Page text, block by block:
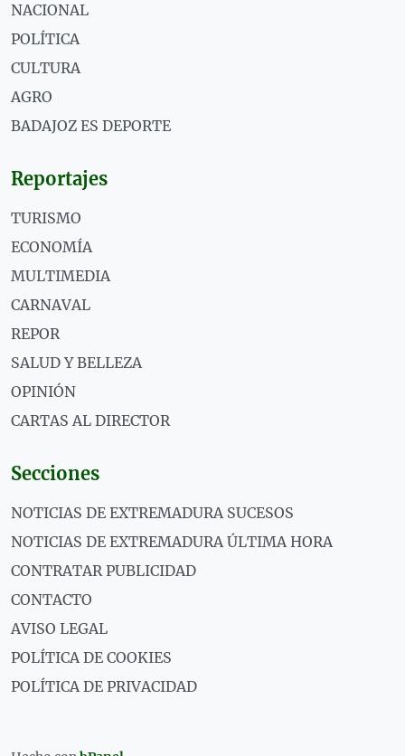
NACIONAL
POLÍTICA
CULTURA
AGRO
BADAJOZ ES DEPORTE
Reportajes
TURISMO
ECONOMÍA
MULTIMEDIA
CARNAVAL
REPOR
SALUD Y BELLEZA
OPINIÓN
CARTAS AL DIRECTOR
Secciones
NOTICIAS DE EXTREMADURA SUCESOS
NOTICIAS DE EXTREMADURA ÚLTIMA HORA
CONTRATAR PUBLICIDAD
CONTACTO
AVISO LEGAL
POLÍTICA DE COOKIES
POLÍTICA DE PRIVACIDAD